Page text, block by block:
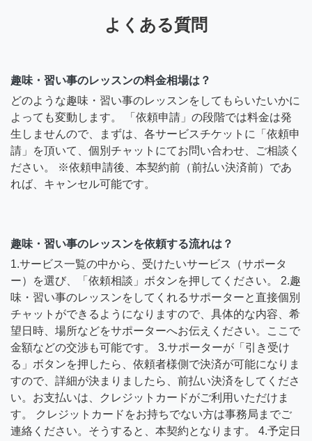
よくある質問
趣味・習い事のレッスンの料金相場は？
どのような趣味・習い事のレッスンをしてもらいたいかに
よっても変動します。 「依頼申請」の段階では料金は発
生しませんので、まずは、各サービスチケットに「依頼申
請」を頂いて、個別チャットにてお問い合わせ、ご相談く
ださい。 ※依頼申請後、本契約前（前払い決済前）であ
れば、キャンセル可能です。
趣味・習い事のレッスンを依頼する流れは？
1.サービス一覧の中から、受けたいサービス（サポータ
ー）を選び、「依頼相談」ボタンを押してください。 2.趣
味・習い事のレッスンをしてくれるサポーターと直接個別
チャットができるようになりますので、具体的な内容、希
望日時、場所などをサポーターへお伝えください。ここで
金額などの交渉も可能です。 3.サポーターが「引き受け
る」ボタンを押したら、依頼者様側で決済が可能になりま
すので、詳細が決まりましたら、前払い決済をしてくださ
い。お支払いは、クレジットカードがご利用いただけま
す。 クレジットカードをお持ちでない方は事務局までご
連絡ください。そうすると、本契約となります。 4.予定日